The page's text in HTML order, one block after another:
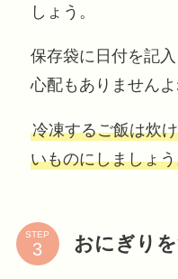
しょう。
保存袋に日付を記
心配もありませんよ
冷凍するご飯は炊
いものにしましょ
STEP おにぎり